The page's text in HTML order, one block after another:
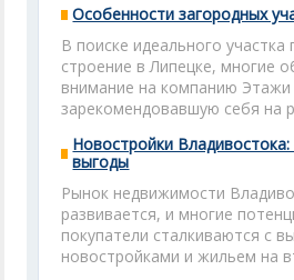
Особенности загородных
В поиске идеального участка
строение в Липецке, многие
внимание на компанию Этажи
зарекомендовавшую себя на
Новостройки
выгоды
Рынок недвижимости
развивается, и многие
покупатели сталкиваются с
новостройками и жильем на